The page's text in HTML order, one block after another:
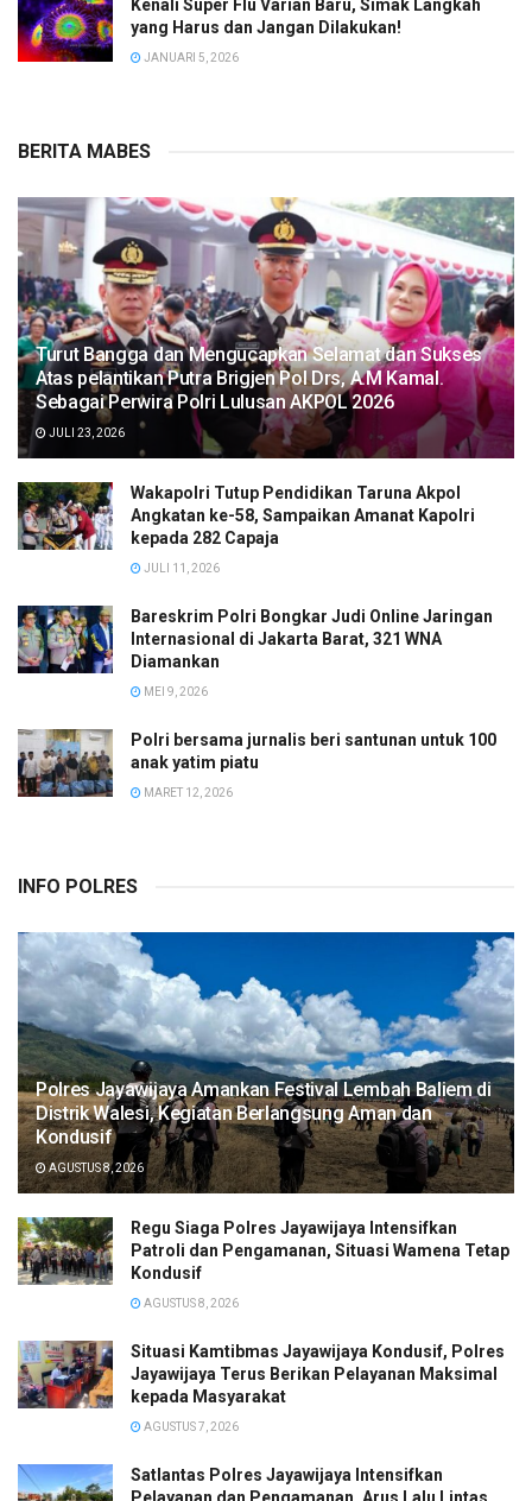
Kenali Super Flu Varian Baru, Simak Langkah
yang Harus dan Jangan Dilakukan!
JANUARI 5, 2026
BERITA MABES
Turut Bangga dan Mengucapkan Selamat dan Sukses
Atas pelantikan Putra Brigjen Pol Drs, A.M Kamal.
Sebagai Perwira Polri Lulusan AKPOL 2026
JULI 23, 2026
Wakapolri Tutup Pendidikan Taruna Akpol
Angkatan ke-58, Sampaikan Amanat Kapolri
kepada 282 Capaja
JULI 11, 2026
Bareskrim Polri Bongkar Judi Online Jaringan
Internasional di Jakarta Barat, 321 WNA
Diamankan
MEI 9, 2026
Polri bersama jurnalis beri santunan untuk 100
anak yatim piatu
MARET 12, 2026
INFO POLRES
Polres Jayawijaya Amankan Festival Lembah Baliem di
Distrik Walesi, Kegiatan Berlangsung Aman dan
Kondusif
AGUSTUS 8, 2026
Regu Siaga Polres Jayawijaya Intensifkan
Patroli dan Pengamanan, Situasi Wamena Tetap
Kondusif
AGUSTUS 8, 2026
Situasi Kamtibmas Jayawijaya Kondusif, Polres
Jayawijaya Terus Berikan Pelayanan Maksimal
kepada Masyarakat
AGUSTUS 7, 2026
Satlantas Polres Jayawijaya Intensifkan